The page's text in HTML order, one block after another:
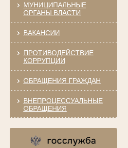
МУНИЦИПАЛЬНЫЕ
ОРГАНЫ ВЛАСТИ
ВАКАНСИИ
ПРОТИВОДЕЙСТВИЕ
КОРРУПЦИИ
ОБРАЩЕНИЯ ГРАЖДАН
ВНЕПРОЦЕССУАЛЬНЫЕ
ОБРАЩЕНИЯ